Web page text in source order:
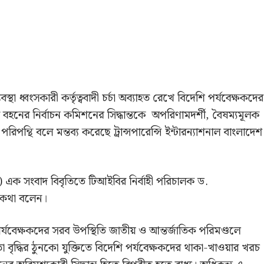
ধ্বংসকারী কর্তৃত্ববাদী চর্চা অব্যাহত রেখে বিদেশি পর্যবেক্ষকদের
নির্বাচন কমিশনের সিদ্ধান্তকে অপরিণামদর্শী, বৈষম্যমূলক
বলে মন্তব্য করেছে ট্রান্সপারেন্সি ইন্টারন্যাশনাল বাংলাদেশ
সংবাদ বিবৃতিতে টিআইবির নির্বাহী পরিচালক ড.
বলেন।
সরব উপস্থিতি জাতীয় ও আন্তর্জাতিক পরিমণ্ডলে
বৃদ্ধির ঠুনকো যুক্তিতে বিদেশি পর্যবেক্ষকদের থাকা-খাওয়ার খরচ